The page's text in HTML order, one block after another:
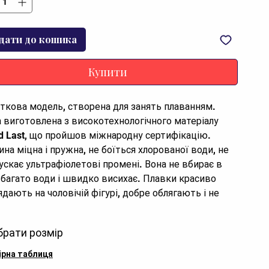
до кошика
Купити
модель, створена для занять плаванням.
Last, що пройшов міжнародну сертифікацію.
міцна і пружна, не боїться хлорованої води, не
ультрафіолетові промені. Вона не вбирає в
води і швидко висихає. Плавки красиво
на чоловічій фігурі, добре облягають і не
розмір
таблиця